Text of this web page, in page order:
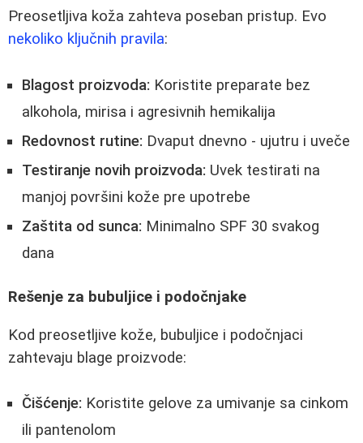
Preosetljiva koža zahteva poseban pristup. Evo
nekoliko ključnih pravila:
Blagost proizvoda: Koristite preparate bez
alkohola, mirisa i agresivnih hemikalija
Redovnost rutine: Dvaput dnevno - ujutru i uveče
Testiranje novih proizvoda: Uvek testirati na
manjoj površini kože pre upotrebe
Zaštita od sunca: Minimalno SPF 30 svakog
dana
Rešenje za bubuljice i podočnjake
Kod preosetljive kože, bubuljice i podočnjaci
zahtevaju blage proizvode:
Čišćenje: Koristite gelove za umivanje sa cinkom
ili pantenolom